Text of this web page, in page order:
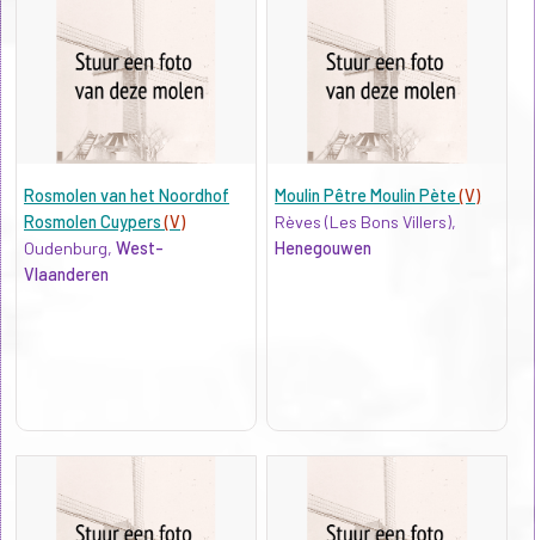
Rosmolen van het Noordhof
Rosmolen Cuypers(V)
Oudenburg, West-
Vlaanderen
Moulin Pêtre Moulin Pète(V)
Rèves (Les Bons Villers),
Henegouwen